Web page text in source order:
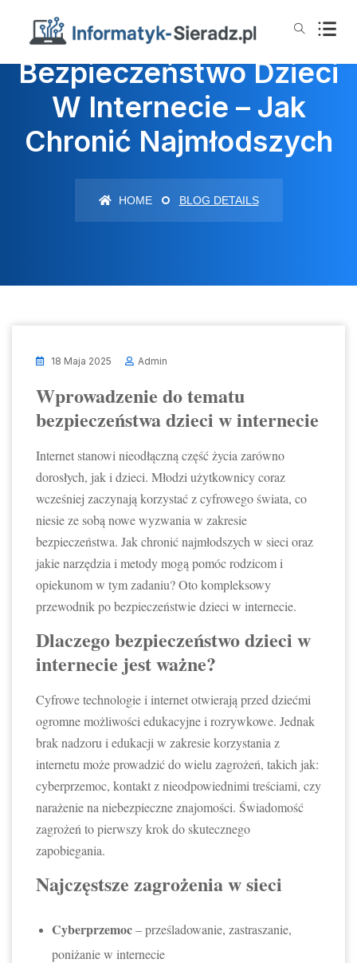
Bezpieczeństwo Dzieci
W Internecie – Jak
Chronić Najmłodszych
HOME BLOG DETAILS
18 Maja 2025 Admin
Wprowadzenie do tematu
bezpieczeństwa dzieci w internecie
Internet stanowi nieodłączną część życia zarówno
dorosłych, jak i dzieci. Młodzi użytkownicy coraz
wcześniej zaczynają korzystać z cyfrowego świata, co
niesie ze sobą nowe wyzwania w zakresie
bezpieczeństwa. Jak chronić najmłodszych w sieci oraz
jakie narzędzia i metody mogą pomóc rodzicom i
opiekunom w tym zadaniu? Oto kompleksowy
przewodnik po bezpieczeństwie dzieci w internecie.
Dlaczego bezpieczeństwo dzieci w
internecie jest ważne?
Cyfrowe technologie i internet otwierają przed dziećmi
ogromne możliwości edukacyjne i rozrywkowe. Jednak
brak nadzoru i edukacji w zakresie korzystania z
internetu może prowadzić do wielu zagrożeń, takich jak:
cyberprzemoc, kontakt z nieodpowiednimi treściami, czy
narażenie na niebezpieczne znajomości. Świadomość
zagrożeń to pierwszy krok do skutecznego
zapobiegania.
Najczęstsze zagrożenia w sieci
Cyberprzemoc– prześladowanie, zastraszanie,
poniżanie w internecie